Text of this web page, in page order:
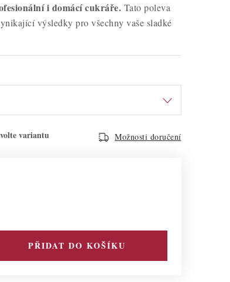
i domácí cukráře. Tato poleva
výsledky pro všechny vaše sladké
Možnosti doručení
PŘIDAT DO KOŠÍKU